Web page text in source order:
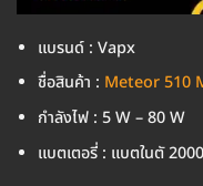
แบรนด์ : Vapx
ชื่อสินค้า : Meteor 510
กำลังไฟ : 5 W – 80 W
แบตเตอรี่ : แบตในตั